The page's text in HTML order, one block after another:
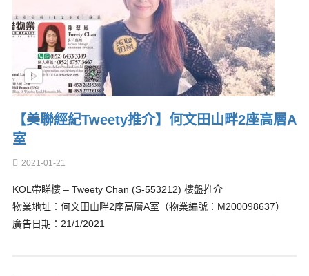
【美聯經紀Tweety推介】何文田山畔2座高層A
室
2021-01-21
KOL帶睇樓 – Tweety Chan (S-553212) 樓盤推介
物業地址：何文田山畔2座高層A室（物業編號：M200098637）
廣告日期：21/1/2021